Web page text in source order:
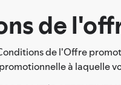
de
de l'Offre
à laquelle